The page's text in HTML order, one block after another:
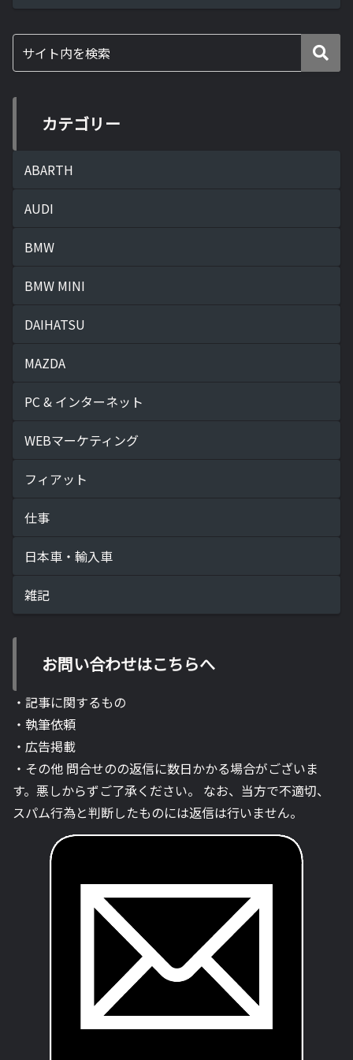
カテゴリー
ABARTH
AUDI
BMW
BMW MINI
DAIHATSU
MAZDA
PC & インターネット
WEBマーケティング
フィアット
仕事
日本車・輸入車
雑記
お問い合わせはこちらへ
・記事に関するもの
・執筆依頼
・広告掲載
・その他 問合せのの返信に数日かかる場合がございま
す。悪しからずご了承ください。 なお、当方で不適切、
スパム行為と判断したものには返信は行いません。